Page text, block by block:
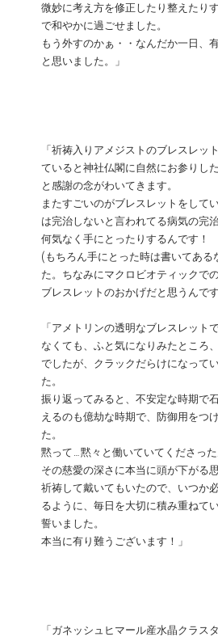
微妙に考え方を修正したり整えたり
で和やかに過ごせました。
もう外すのかぁ・・なんだか一日、
と思いました。」
「祈祷入りアメジストのブレスレッ
ていると神社仏閣に自然にお参りし
と感謝の念がわいてきます。
またすごいのがブレスレットをして
は完治しないと言われてる病気の完
何気なく手にとったりするんです！
(もちろん手にとった時は書いてある
た。ちなみにマクロビオティックで
ブレスレットのおかげだと思うんです
「アメトリンの透明なブレスレット
なくても、ふと気になりみたところ
でしたが、クラックだらけになって
た。
振り返ってみると、不安定な時期で
えるのも億劫な時期で、防御用をつ
た。
黙って…黙々と働いていてくださった
その慈愛の深さに本当に頭が下がる思
祈祷して戴いてもいたので、いつか
るように、毎日を大切に積み重ねて
誓いました。
本当に有り難うございます！」
「ガネッシュヒマール産水晶クラス